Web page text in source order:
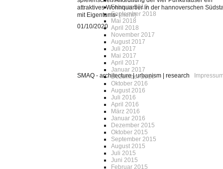
attraktives Wohnquartier in der hannoverschen
mit Eigentums- [mehr]
01/10/2020
Februar 2019
September 2018
Mai 2018
April 2018
November 2017
August 2017
Juli 2017
Mai 2017
April 2017
Januar 2017
Dezember 2016
Oktober 2016
August 2016
Juli 2016
April 2016
März 2016
Januar 2016
Dezember 2015
Oktober 2015
September 2015
August 2015
Juli 2015
Juni 2015
Februar 2015
SMAQ - architecture | urbanism | research